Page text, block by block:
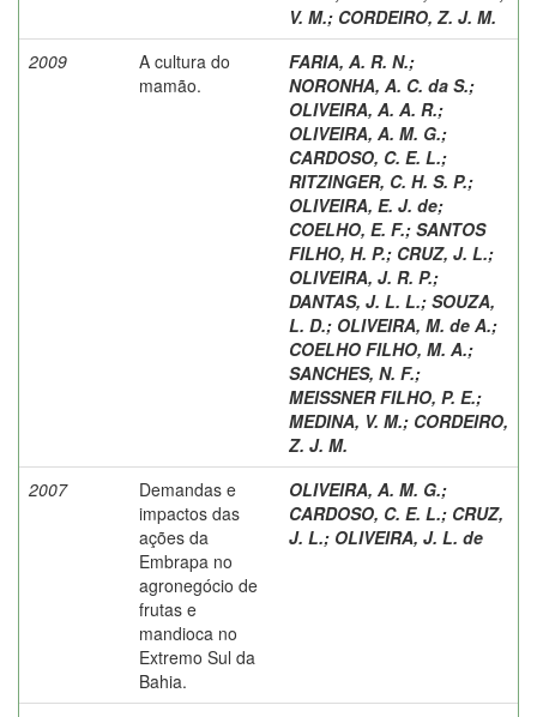
V. M.; CORDEIRO, Z. J. M.
2009
A cultura do
mamão.
FARIA, A. R. N.;
NORONHA, A. C. da S.;
OLIVEIRA, A. A. R.;
OLIVEIRA, A. M. G.;
CARDOSO, C. E. L.;
RITZINGER, C. H. S. P.;
OLIVEIRA, E. J. de;
COELHO, E. F.; SANTOS
FILHO, H. P.; CRUZ, J. L.;
OLIVEIRA, J. R. P.;
DANTAS, J. L. L.; SOUZA,
L. D.; OLIVEIRA, M. de A.;
COELHO FILHO, M. A.;
SANCHES, N. F.;
MEISSNER FILHO, P. E.;
MEDINA, V. M.; CORDEIRO,
Z. J. M.
2007
Demandas e
impactos das
ações da
Embrapa no
agronegócio de
frutas e
mandioca no
Extremo Sul da
Bahia.
OLIVEIRA, A. M. G.;
CARDOSO, C. E. L.; CRUZ,
J. L.; OLIVEIRA, J. L. de